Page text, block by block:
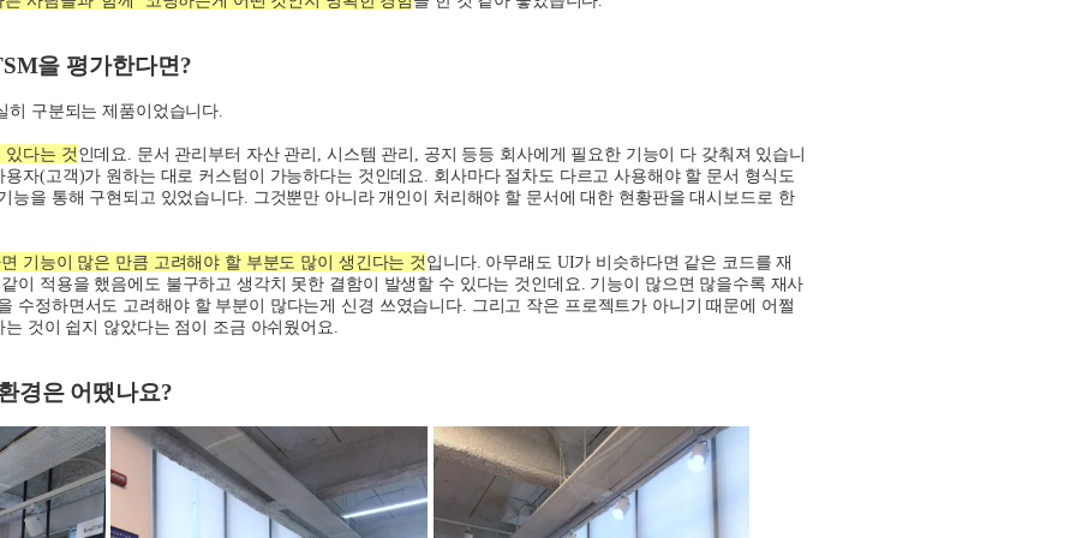
을 평가한다면 ?
히 구분되는 제품이었습니다
있다는 것인데요 문서 관리부터 자산 관리 시스템 관리
공지 등등 회사에게 필요한 기능이 다 갖춰져 있습니
용자(고객)가 원하는 대로 커스텀이 가능하다는 것인데요
회사마다 절차도 다르고 사용해야 할 문서 형식도
능을 통해 구현되고 있었습니다. 그것뿐만 아니라 개인이 처리해야 할 문서에 대한 현황판을 대시보드로 한
기능이 많은 만큼 고려해야 할 부분도 많이 생긴다는 것입니다. 아무래도 UI가 비슷하다면 같은 코드를 재
이 적용을 했음에도 불구하고 생각치 못한 결함이 발생할 수 있다는 것인데요
기능이 많으면 많을수록 재사
수정하면서도 고려해야 할 부분이 많다는게 신경 쓰였습니다.
그리고 작은 프로젝트가 아니기 때문에 어쩔
는 것이 쉽지 않았다는 점이 조금 아쉬웠어요
경은 어땠나요?